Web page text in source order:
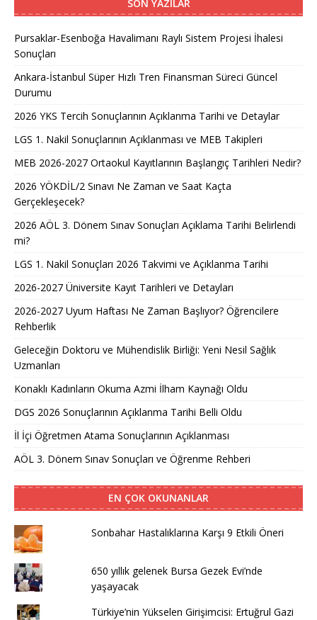
SON YAZILAR
Pursaklar-Esenboğa Havalimanı Raylı Sistem Projesi İhalesi
Sonuçları
Ankara-İstanbul Süper Hızlı Tren Finansman Süreci Güncel
Durumu
2026 YKS Tercih Sonuçlarının Açıklanma Tarihi ve Detaylar
LGS 1. Nakil Sonuçlarının Açıklanması ve MEB Takipleri
MEB 2026-2027 Ortaokul Kayıtlarının Başlangıç Tarihleri Nedir?
2026 YÖKDİL/2 Sınavı Ne Zaman ve Saat Kaçta
Gerçekleşecek?
2026 AÖL 3. Dönem Sınav Sonuçları Açıklama Tarihi Belirlendi
mi?
LGS 1. Nakil Sonuçları 2026 Takvimi ve Açıklanma Tarihi
2026-2027 Üniversite Kayıt Tarihleri ve Detayları
2026-2027 Uyum Haftası Ne Zaman Başlıyor? Öğrencilere
Rehberlik
Geleceğin Doktoru ve Mühendislik Birliği: Yeni Nesil Sağlık
Uzmanları
Konaklı Kadınların Okuma Azmi İlham Kaynağı Oldu
DGS 2026 Sonuçlarının Açıklanma Tarihi Belli Oldu
İl İçi Öğretmen Atama Sonuçlarının Açıklanması
AÖL 3. Dönem Sınav Sonuçları ve Öğrenme Rehberi
EN ÇOK OKUNANLAR
Sonbahar Hastalıklarına Karşı 9 Etkili Öneri
650 yıllık gelenek Bursa Gezek Evi’nde
yaşayacak
Türkiye’nin Yükselen Girişimcisi: Ertuğrul Gazi